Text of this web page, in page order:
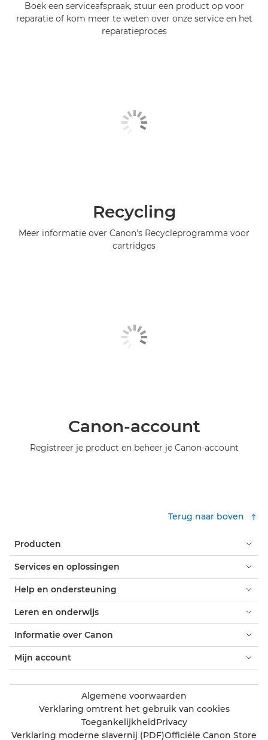
Boek een serviceafspraak, stuur een product op voor
reparatie of kom meer te weten over onze service en het
reparatieproces
Recycling
Meer informatie over Canon's Recycleprogramma voor
cartridges
Canon-account
Registreer je product en beheer je Canon-account
Terug naar boven
Producten
Services en oplossingen
Help en ondersteuning
Leren en onderwijs
Informatie over Canon
Mijn account
Algemene voorwaarden
Verklaring omtrent het gebruik van cookies
ToegankelijkheidPrivacy
Verklaring moderne slavernij (PDF)Officiële Canon Store